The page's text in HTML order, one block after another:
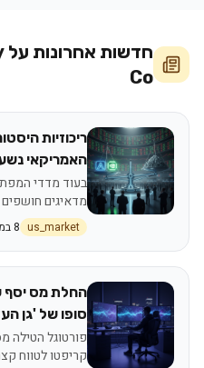
חדשות אחרונות על
Co
ריכוזיות
האמריקאי
ביותר אי פעם
בעוד מדדי
מדאיגים חושפים
חברות
us_market 8 במאי 2026
החלת מס יסף
סופו של 'גן
קריפטו לטווח